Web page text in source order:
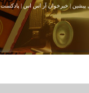
پیشین|خبرخوان آر اس اس|پادکست